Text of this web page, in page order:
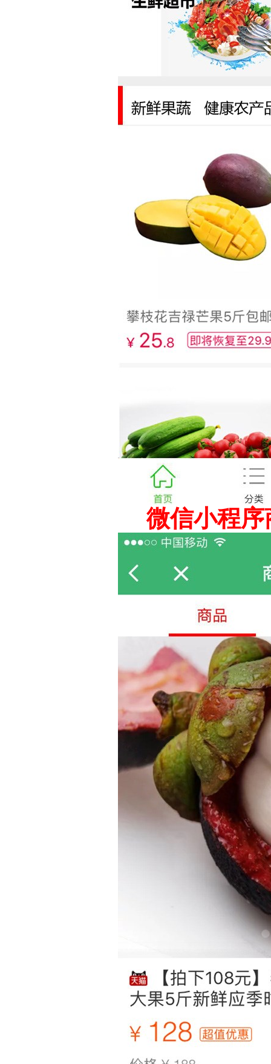
微信小程序